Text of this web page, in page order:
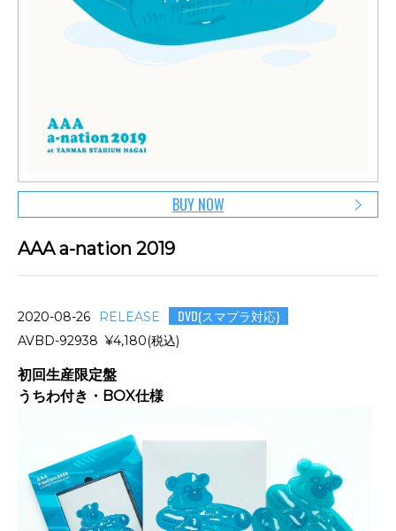
BUY NOW
AAA a-nation 2019
2020-08-26 RELEASE DVD(スマプラ対応)
AVBD-92938 ¥4,180(税込)
初回生産限定盤
うちわ付き・BOX仕様